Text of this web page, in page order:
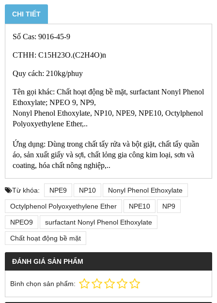
CHI TIẾT
Số Cas: 9016-45-9
CTHH: C15H23O.(C2H4O)n
Quy cách: 210kg/phuy
Tên gọi khác: Chất hoạt động bề mặt, surfactant Nonyl Phenol
Ethoxylate; NPEO 9, NP9,
Nonyl Phenol Ethoxylate, NP10, NPE9, NPE10, Octylphenol
Polyoxyethylene Ether,..
Ứng dụng: Dùng trong chất tẩy rửa và bột giặt, chất tẩy quần
áo, sản xuất giấy và sợi, chất lỏng gia công kim loại, sơn và
coating, hóa chất nông nghiệp,..
Từ khóa: NPE9 NP10 Nonyl Phenol Ethoxylate
Octylphenol Polyoxyethylene Ether NPE10 NP9
NPEO9 surfactant Nonyl Phenol Ethoxylate
Chất hoạt động bề mặt
ĐÁNH GIÁ SẢN PHẨM
Bình chọn sản phẩm: